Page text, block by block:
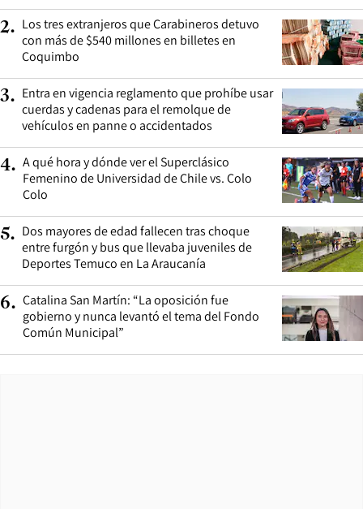
2. Los tres extranjeros que Carabineros detuvo
con más de $540 millones en billetes en
Coquimbo
3. Entra en vigencia reglamento que prohíbe usar
cuerdas y cadenas para el remolque de
vehículos en panne o accidentados
4. A qué hora y dónde ver el Superclásico
Femenino de Universidad de Chile vs. Colo
Colo
5. Dos mayores de edad fallecen tras choque
entre furgón y bus que llevaba juveniles de
Deportes Temuco en La Araucanía
6. Catalina San Martín: “La oposición fue
gobierno y nunca levantó el tema del Fondo
Común Municipal”